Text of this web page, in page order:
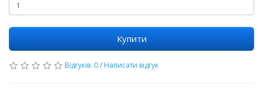
Купити
Відгуків: 0/ Написати відгук